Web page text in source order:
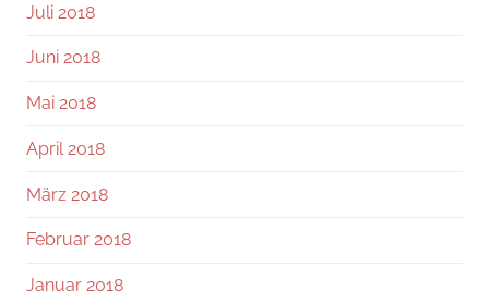
Juli 2018
Juni 2018
Mai 2018
April 2018
März 2018
Februar 2018
Januar 2018